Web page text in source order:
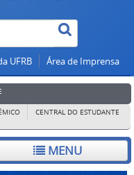
UFRB Área de Imprensa
CENTRAL DO ESTUDANTE
MENU